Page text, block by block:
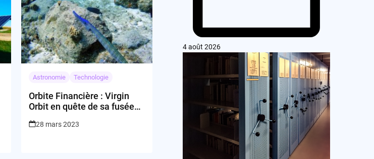
Astronomie Technologie
Orbite Financière : Virgin
Orbit en quête de sa fusée
28 mars 2023
4 août 2026